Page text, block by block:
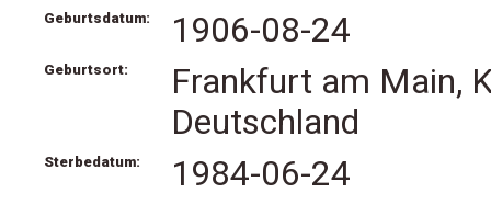
Geburtsdatum: 1906-08-24
Geburtsort:
Frankfurt am Main,
Deutschland
Sterbedatum: 1984-06-24